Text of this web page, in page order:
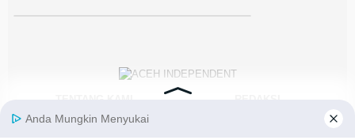
KODE ETIK